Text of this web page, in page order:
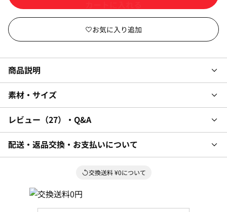
商品説明
素材・サイズ
レビュー 27 ・Q&A
配送・返品交換・お支払いについて
交換送料 ¥0について